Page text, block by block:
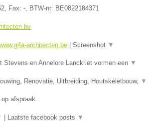
, Fax: -, BTW-nr: BE0822184371
bv
architecten.be Screenshot ▼
Stevens en Annelore Lanckriet vormen een ▼
Renovatie, Uitbreiding, Houtskeletbouw, ▼
afspraak.
Laatste facebook posts ▼